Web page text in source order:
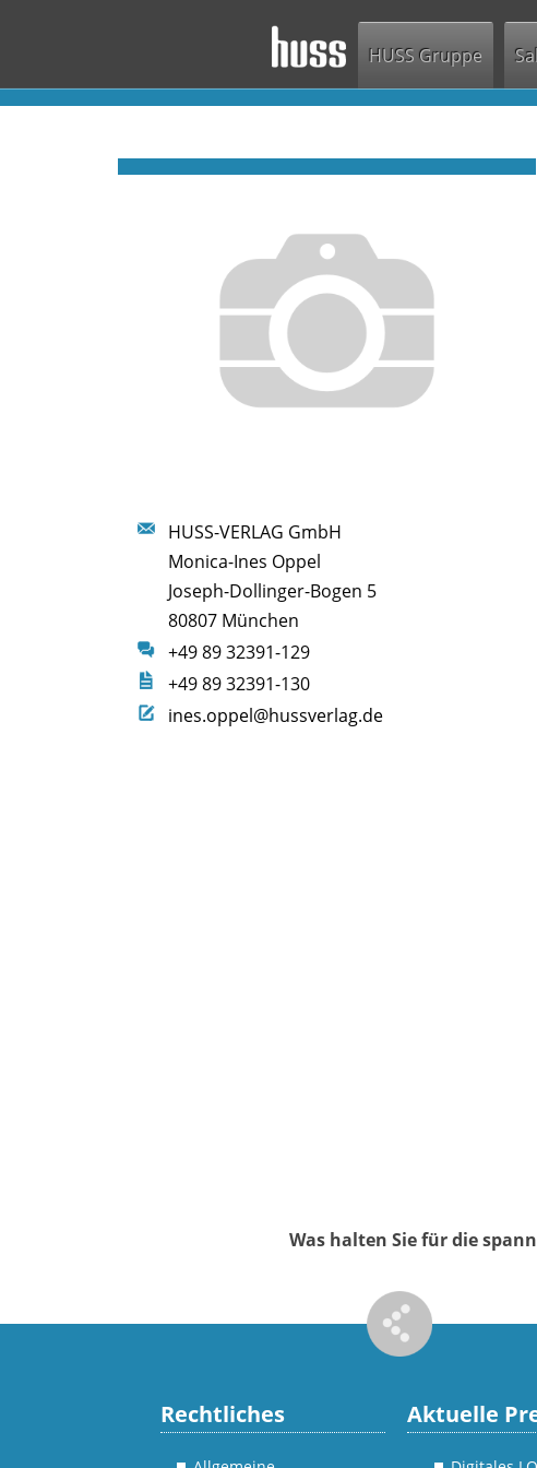
HUSS Gruppe
HUSS-VERLAG GmbH
Monica-Ines Oppel
Joseph-Dollinger-Bogen 5
80807 München
+49 89 32391-129
+49 89 32391-130
ines.oppel@hussverlag.de
Rechtliches Aktuelle
Was halten Sie für die